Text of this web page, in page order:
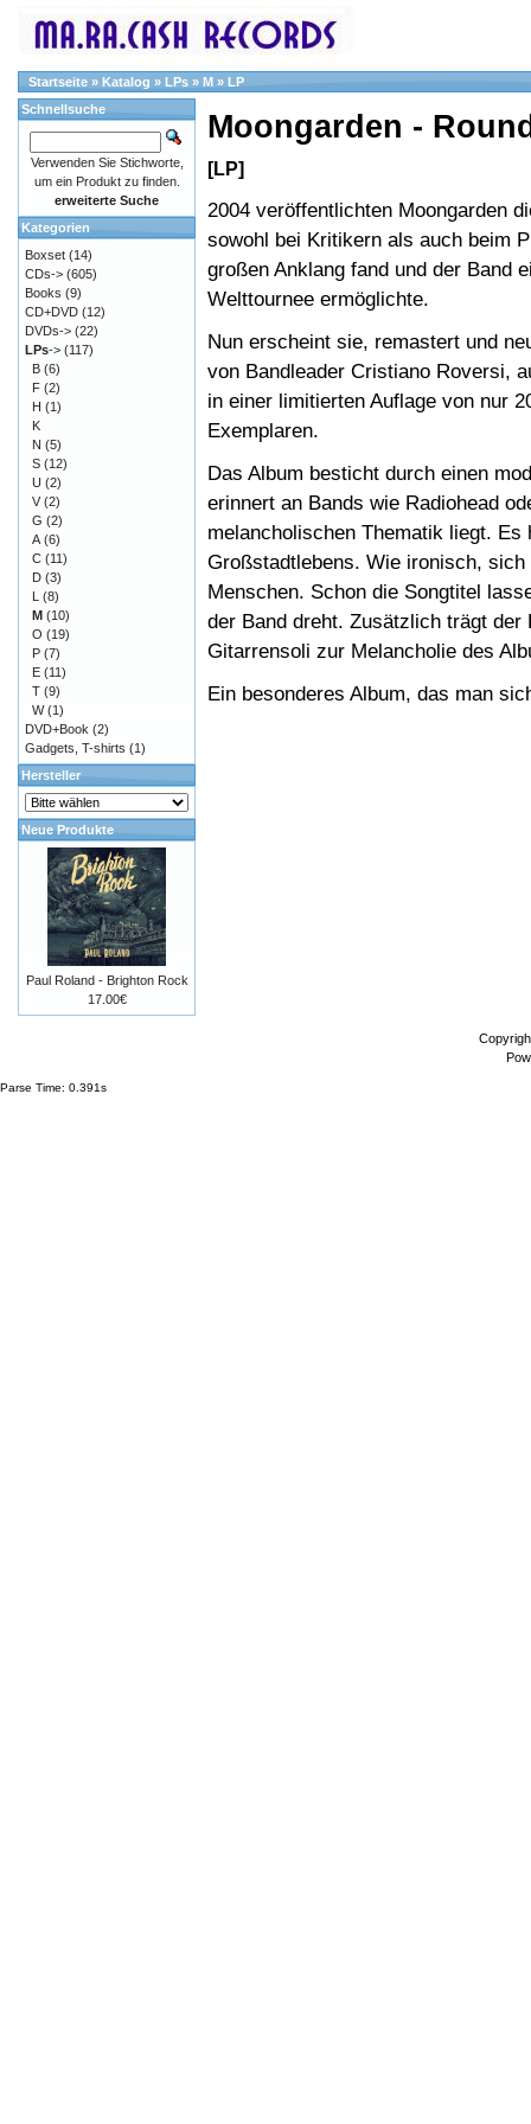
Startseite » Katalog » LPs » M » LP
Moongarden -
[LP]
2004 veröffentlichten Moongarden
sowohl bei Kritikern als auch beim
großen Anklang fand und der Band
Welttournee ermöglichte.
Nun erscheint sie, remastert und
von Bandleader Cristiano Roversi,
in einer limitierten Auflage von nur
Exemplaren.
Das Album besticht durch einen
erinnert an Bands wie Radiohead
melancholischen Thematik liegt.
Großstadtlebens. Wie ironisch,
Menschen. Schon die Songtitel
der Band dreht. Zusätzlich trägt
Gitarrensoli zur Melancholie des
Ein besonderes Album, das man
Schnellsuche
Verwenden Sie Stichworte,
um ein Produkt zu finden.
erweiterte Suche
Kategorien
Boxset (14)
CDs-> (605)
Books (9)
CD+DVD (12)
DVDs-> (22)
LPs-> (117)
B (6)
F (2)
H (1)
K
N (5)
S (12)
U (2)
V (2)
G (2)
A (6)
C (11)
D (3)
L (8)
M (10)
O (19)
P (7)
E (11)
T (9)
W(1)
DVD+Book (2)
Gadgets, T-shirts (1)
Hersteller
Neue Produkte
Paul Roland - Brighton Rock
17.00€
Parse Time: 0.391s